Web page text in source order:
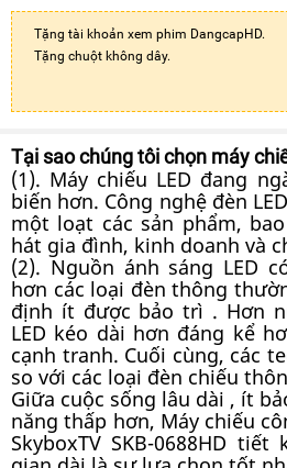
Tặng tài khoản xem phim DangcapHD.
Tặng chuột không dây.
Tại sao chúng tôi chọn máy
(1). Máy chiếu LED đang
biến hơn. Công nghệ đèn
một loạt các sản phẩm,
hát gia đình, kinh doanh và
(2). Nguồn ánh sáng LED
hơn các loại đèn thông
định ít được bảo trì . Hơn
LED kéo dài hơn đáng kể
cạnh tranh. Cuối cùng, các
so với các loại đèn chiếu
Giữa cuộc sống lâu dài , ít
năng thấp hơn, Máy chiếu
SkyboxTV SKB-0688HD